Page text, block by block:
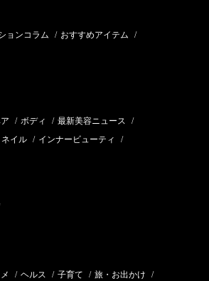
ョンコラム / おすすめアイテム /
/ ボディ / 最新美容ニュース /
ネイル / インナービューティ /
/ ヘルス / 子育て / 旅・お出かけ /